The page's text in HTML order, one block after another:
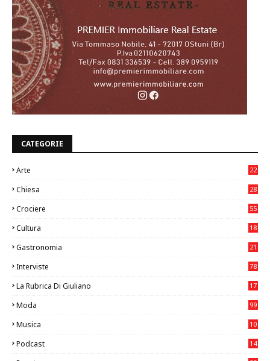
CATEGORIE
Arte
22
Chiesa
28
Crociere 55
Cultura
18
Gastronomia
21
Interviste 78
La Rubrica Di Giuliano
17
Moda 99
Musica
10
Podcast 14